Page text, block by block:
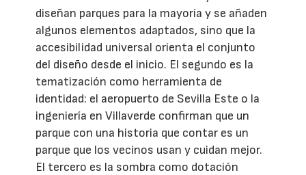
diseñan parques para la mayoría y se añaden
algunos elementos adaptados, sino que la
accesibilidad universal orienta el conjunto
del diseño desde el inicio. El segundo es la
tematización como herramienta de
identidad: el aeropuerto de Sevilla Este o la
ingeniería en Villaverde confirman que un
parque con una historia que contar es un
parque que los vecinos usan y cuidan mejor.
El tercero es la sombra como dotación